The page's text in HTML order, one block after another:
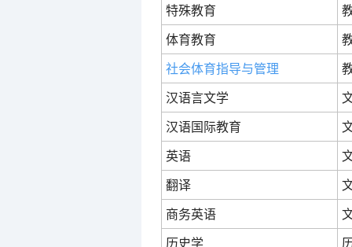
特殊教育
体育教育
社会体育指导与管理
汉语言文学
汉语国际教育
英语
翻译
商务英语
历史学